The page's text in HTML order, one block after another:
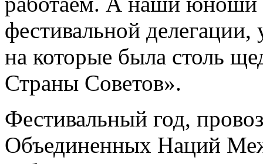
фестивальной
на которые была столь
Страны Советов».
Фестивальный год,
Объединенных Наций